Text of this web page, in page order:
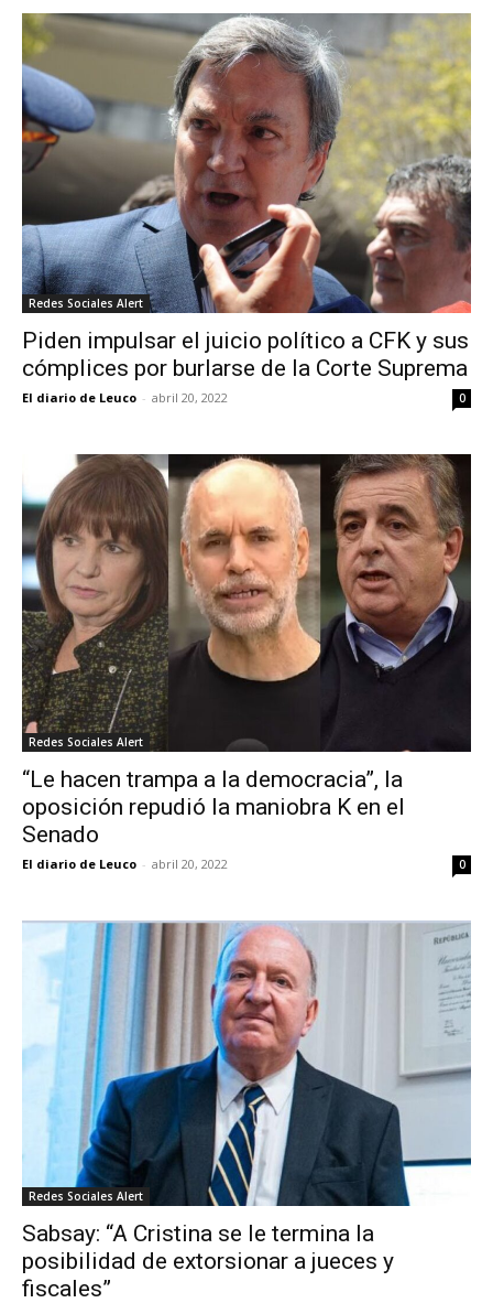
Redes Sociales Alert
Piden impulsar el juicio político a CFK y sus
cómplices por burlarse de la Corte Suprema
El diario de Leuco - abril 20, 2022 0
Redes Sociales Alert
“Le hacen trampa a la democracia”, la
oposición repudió la maniobra K en el
Senado
El diario de Leuco - abril 20, 2022 0
Redes Sociales Alert
Sabsay: “A Cristina se le termina la
posibilidad de extorsionar a jueces y
fiscales”